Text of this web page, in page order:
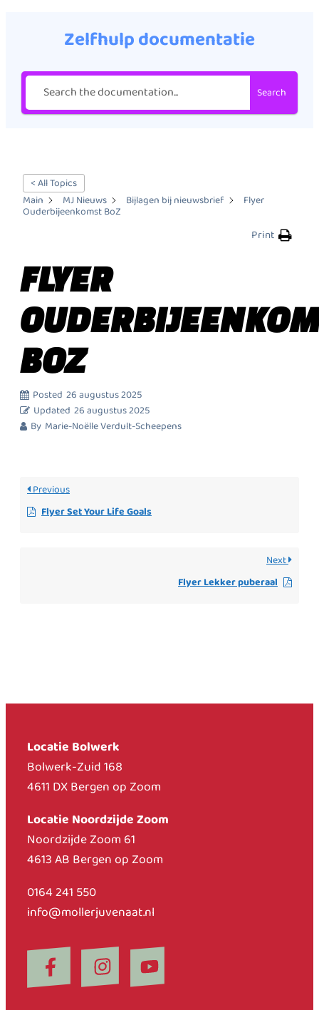
Zelfhulp documentatie
Search
< All Topics
Main
MJ Nieuws Bijlagen bij nieuwsbrief Flyer
Ouderbijeenkomst BoZ
Print
FLYER
BOZ
Posted 26 augustus 2025
Updated 26 augustus 2025
By Marie-Noëlle Verdult-Scheepens
Previous
Flyer Set Your Life Goals
Next
Flyer Lekker puberaal
Locatie Bolwerk
Bolwerk-Zuid 168
4611 DX Bergen op Zoom
Locatie Noordzijde Zoom
Noordzijde Zoom 61
4613 AB Bergen op Zoom
0164 241 550
info@mollerjuvenaat.nl